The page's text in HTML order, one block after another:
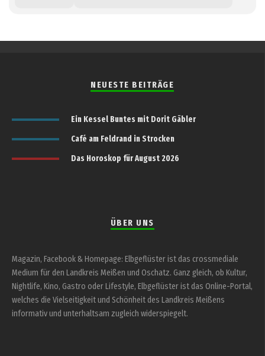
NEUESTE BEITRÄGE
Ein Kessel Buntes mit Dorit Gäbler
Café am Feldrand in Strocken
Das Horoskop für August 2026
ÜBER UNS
Magazin, Facebook & Homepage: Elbgeflüster ist das crossmediale
Medium für den Landkreis Meißen und Oschatz. Ganz gleich, ob Kultur,
Nightlife, Kino, Gastro oder Lifestyle, Elbgeflüster ist das Online-Portal,
welches die Vielseitigkeit und Schönheit des Landkreis Meißens
informativ und unterhaltsam zugleich widerspiegelt.